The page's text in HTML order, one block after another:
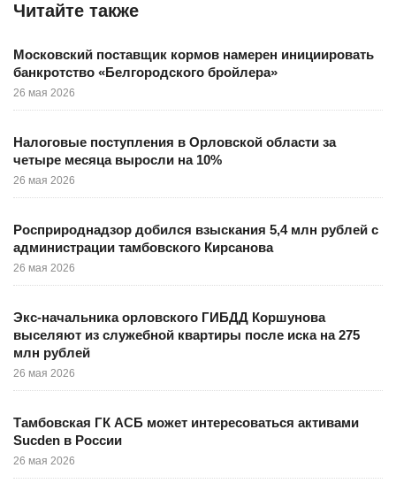
Читайте также
Московский поставщик кормов намерен инициировать
банкротство «Белгородского бройлера»
26 мая 2026
Налоговые поступления в Орловской области за
четыре месяца выросли на 10%
26 мая 2026
Росприроднадзор добился взыскания 5,4 млн рублей с
администрации тамбовского Кирсанова
26 мая 2026
Экс-начальника орловского ГИБДД Коршунова
выселяют из служебной квартиры после иска на 275
млн рублей
26 мая 2026
Тамбовская ГК АСБ может интересоваться активами
Sucden в России
26 мая 2026